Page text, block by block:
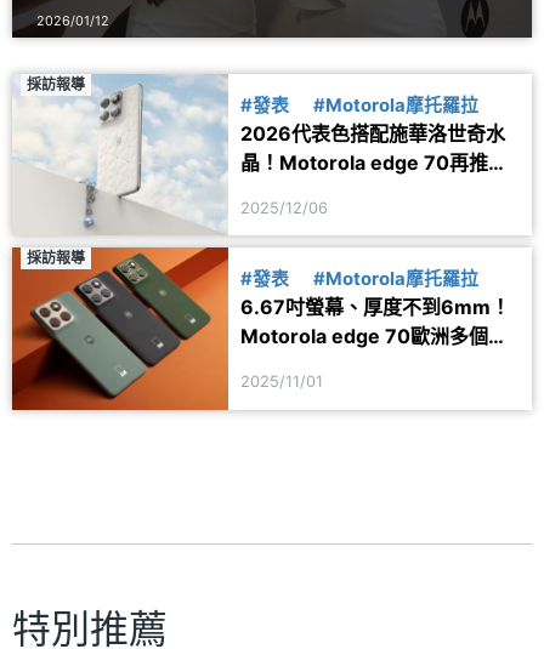
2026/01/12
採訪報導
#發表 #Motorola摩托羅拉
2026代表色搭配施華洛世奇水
晶！Motorola edge 70再推特
2025/12/06
採訪報導
#發表 #Motorola摩托羅拉
6.67吋螢幕、厚度不到6mm！
Motorola edge 70歐洲多個市
2025/11/01
特別推薦